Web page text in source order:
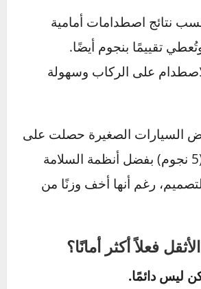
المساعدة.
نتائج اختبارات التصادم (Euro NCAP،
فعالية السيارة في حماية
الأوزان بين السيارات،
جانبية، وتصادم مع مشاة.